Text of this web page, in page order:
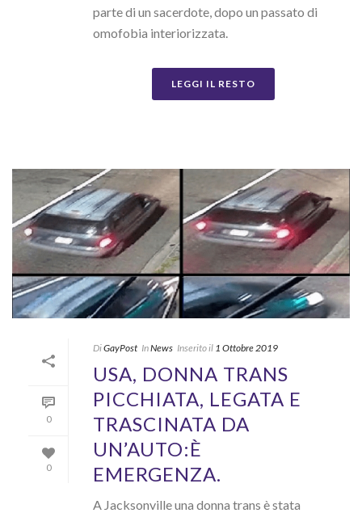
parte di un sacerdote, dopo un passato di
omofobia interiorizzata.
LEGGI IL RESTO
0
0
DiGayPost InNews Inserito il 1 Ottobre 2019
USA, DONNA TRANS
PICCHIATA, LEGATA E
TRASCINATA DA
UN’AUTO:È
EMERGENZA.
A Jacksonville una donna trans è stata